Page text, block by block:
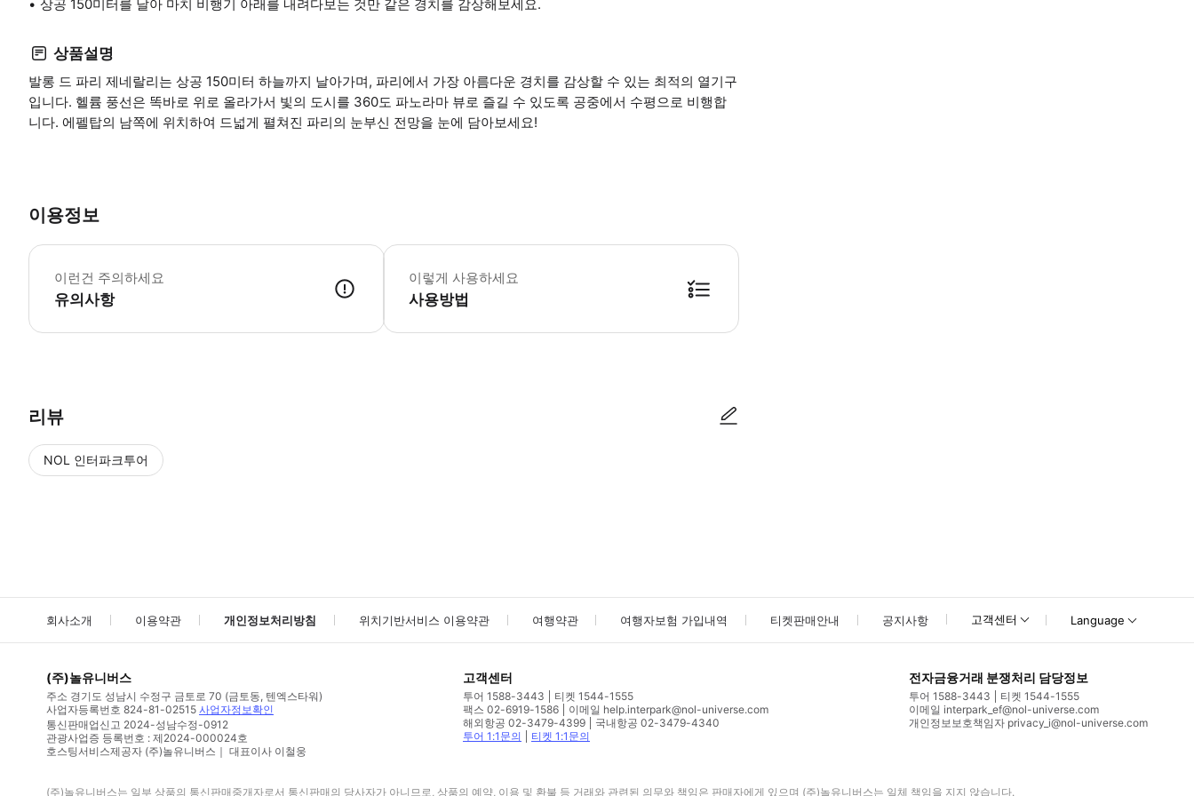
상공 150미터를 날아 마치 비행기 아래를 내려다보는 것만 같은 경치를 감상해보세요.
상품설명
발롱 드 파리 제네랄리는 상공 150미터 하늘까지 날아가며, 파리에서 가장 아름다운 경치를 감상할 수 있는 최적의 열기구
입니다. 헬륨 풍선은 똑바로 위로 올라가서 빛의 도시를 360도 파노라마 뷰로 즐길 수 있도록 공중에서 수평으로 비행합
니다. 에펠탑의 남쪽에 위치하여 드넓게 펼쳐진 파리의 눈부신 전망을 눈에 담아보세요!
이용정보
이런건 주의하세요
유의사항
어린이 규정 -3세 이하는 무료입니다. 필수 안내 -임산부는 이용할 수 없습니다. -장애인 방문객은 현장에서 할인 티켓을 구매할 수 있습니다. -열기구 비행
이렇게 사용하세요
사용방법
리뷰
NOL 인터파크투어
회사소개 이용약관 개인정보처리방침 위치기반서비스 이용약관 여행약관 여행자보험 가입내역 티켓판매안내 공지사항 고객센터 Language
(주)놀유니버스
주소 경기도 성남시 수정구 금토로 70 (금토동, 텐엑스타워)
사업자등록번호 824-81-02515 사업자정보확인
통신판매업신고 2024-성남수정-0912
관광사업증 등록번호 : 제2024-000024호
호스팅서비스제공자 (주)놀유니버스｜ 대표이사 이철웅
고객센터
투어 1588-3443
티켓 1544-1555
팩스 02-6919-1586
이메일 help.interpark@nol-universe.com
해외항공 02-3479-4399
국내항공 02-3479-4340
투어 1:1문의
티켓 1:1문의
전자금융거래 분쟁처리 담당정보
투어 1588-3443
티켓 1544-1555
이메일 interpark_ef@nol-universe.com
개인정보보호책임자 privacy_i@nol-universe.com
(주)놀유니버스는 일부 상품의 통신판매중개자로서 통신판매의 당사자가 아니므로, 상품의 예약, 이용 및 환불 등 거래와 관련된 의무와 책임은 판매자에게 있으며 (주)놀유니버스는 일체 책임을 지지 않습니다.